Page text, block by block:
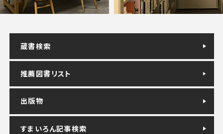
蔵書検索
推薦図書リスト
出版物
すまいろん記事検索